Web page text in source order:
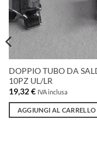
DOPPIO TUBO DA
10PZ UL/LR
19,32€ IVA inclusa
AGGIUNGI AL CARRELLO